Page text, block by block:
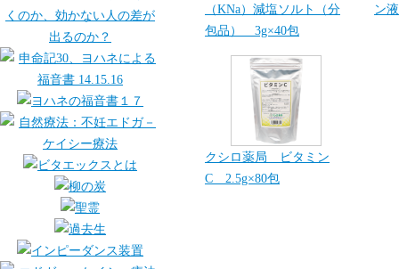
（KNa）減塩ソルト（分
包品） 3g×40包
ン
クシロ薬局 ビタミン
C 2.5g×80包